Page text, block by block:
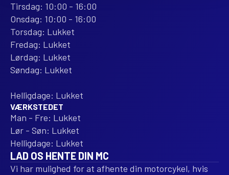
Tirsdag: 10:00 - 16:00
Onsdag: 10:00 - 16:00
Torsdag: Lukket
Fredag: Lukket
Lørdag: Lukket
Søndag: Lukket
Helligdage: Lukket
VÆRKSTEDET
Man - Fre: Lukket
Lør - Søn: Lukket
Helligdage: Lukket
LAD OS HENTE DIN MC
Vi har mulighed for at afhente din motorcykel, hvis